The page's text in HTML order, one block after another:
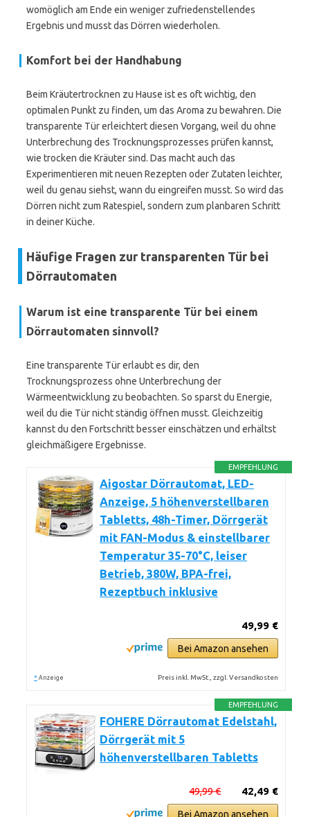
womöglich am Ende ein weniger zufriedenstellendes
Ergebnis und musst das Dörren wiederholen.
Komfort bei der Handhabung
Beim Kräutertrocknen zu Hause ist es oft wichtig, den
optimalen Punkt zu finden, um das Aroma zu bewahren. Die
transparente Tür erleichtert diesen Vorgang, weil du ohne
Unterbrechung des Trocknungsprozesses prüfen kannst,
wie trocken die Kräuter sind. Das macht auch das
Experimentieren mit neuen Rezepten oder Zutaten leichter,
weil du genau siehst, wann du eingreifen musst. So wird das
Dörren nicht zum Ratespiel, sondern zum planbaren Schritt
in deiner Küche.
Häufige Fragen zur transparenten Tür bei
Dörrautomaten
Warum ist eine transparente Tür bei einem
Dörrautomaten sinnvoll?
Eine transparente Tür erlaubt es dir, den
Trocknungsprozess ohne Unterbrechung der
Wärmeentwicklung zu beobachten. So sparst du Energie,
weil du die Tür nicht ständig öffnen musst. Gleichzeitig
kannst du den Fortschritt besser einschätzen und erhältst
gleichmäßigere Ergebnisse.
EMPFEHLUNG
Aigostar Dörrautomat, LED-
Anzeige, 5 höhenverstellbaren
Tabletts, 48h-Timer, Dörrgerät
mit FAN-Modus & einstellbarer
Temperatur 35-70°C, leiser
Betrieb, 380W, BPA-frei,
Rezeptbuch inklusive
49,99 €
Bei Amazon ansehen
* Anzeige Preis inkl. MwSt., zzgl. Versandkosten
EMPFEHLUNG
FOHERE Dörrautomat Edelstahl,
Dörrgerät mit 5
höhenverstellbaren Tabletts
42,49 €
49,99 €
Bei Amazon ansehen